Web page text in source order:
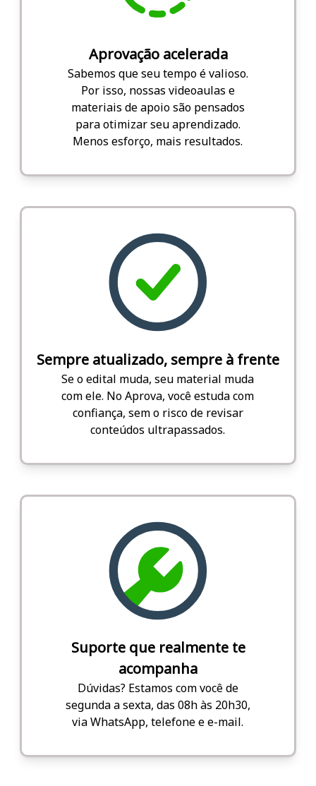
Aprovação acelerada
Sabemos que seu tempo é valioso.
Por isso, nossas videoaulas e
materiais de apoio são pensados
para otimizar seu aprendizado.
Menos esforço, mais resultados.
Sempre atualizado, sempre à frente
Se o edital muda, seu material muda
com ele. No Aprova, você estuda com
confiança, sem o risco de revisar
conteúdos ultrapassados.
Suporte que realmente te
acompanha
Dúvidas? Estamos com você de
segunda a sexta, das 08h às 20h30,
via WhatsApp, telefone e e-mail.